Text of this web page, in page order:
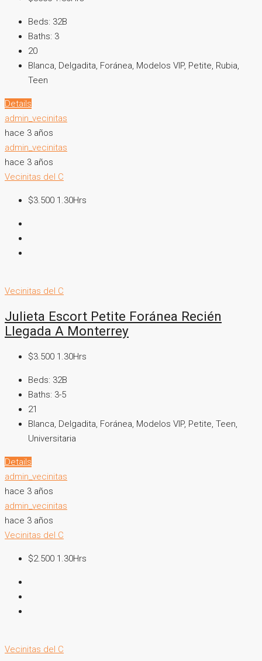
Beds: 32B
Baths: 3
20
Blanca, Delgadita, Foránea, Modelos VIP, Petite, Rubia,
Teen
Details
admin_vecinitas
hace 3 años
admin_vecinitas
hace 3 años
Vecinitas del C
$3.500 1.30Hrs
Vecinitas del C
Julieta Escort Petite Foránea Recién
Llegada A Monterrey
$3.500 1.30Hrs
Beds: 32B
Baths: 3-5
21
Blanca, Delgadita, Foránea, Modelos VIP, Petite, Teen,
Universitaria
Details
admin_vecinitas
hace 3 años
admin_vecinitas
hace 3 años
Vecinitas del C
$2.500 1.30Hrs
Vecinitas del C